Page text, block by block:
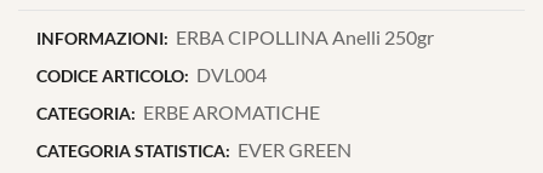
INFORMAZIONI: ERBA CIPOLLINA Anelli 250gr
CODICE ARTICOLO: DVL004
CATEGORIA: ERBE AROMATICHE
CATEGORIA STATISTICA: EVER GREEN